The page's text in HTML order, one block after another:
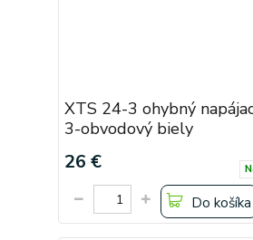
XTS 24-3 ohybný
3-obvodový biely
26 €
Do košíka